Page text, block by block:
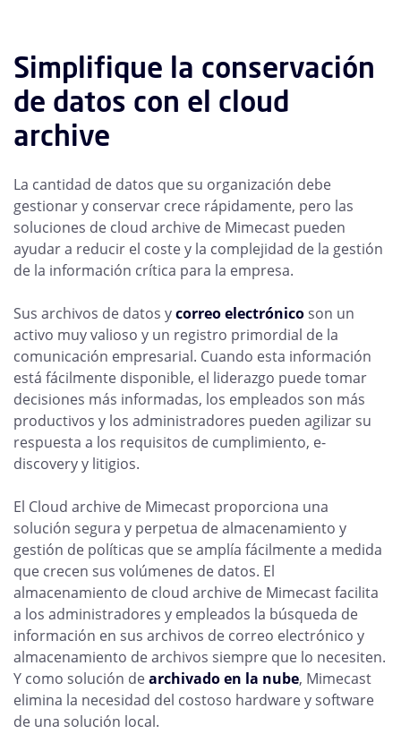
Simplifique la conservación
de datos con el cloud
archive
La cantidad de datos que su organización debe
gestionar y conservar crece rápidamente, pero las
soluciones de cloud archive de Mimecast pueden
ayudar a reducir el coste y la complejidad de la gestión
de la información crítica para la empresa.
Sus archivos de datos ycorreo electrónicoson un
activo muy valioso y un registro primordial de la
comunicación empresarial. Cuando esta información
está fácilmente disponible, el liderazgo puede tomar
decisiones más informadas, los empleados son más
productivos y los administradores pueden agilizar su
respuesta a los requisitos de cumplimiento, e-
discovery y litigios.
El Cloud archive de Mimecast proporciona una
solución segura y perpetua de almacenamiento y
gestión de políticas que se amplía fácilmente a medida
que crecen sus volúmenes de datos. El
almacenamiento de cloud archive de Mimecast facilita
a los administradores y empleados la búsqueda de
información en sus archivos de correo electrónico y
almacenamiento de archivos siempre que lo necesiten.
Y como solución dearchivado en la nube, Mimecast
elimina la necesidad del costoso hardware y software
de una solución local.